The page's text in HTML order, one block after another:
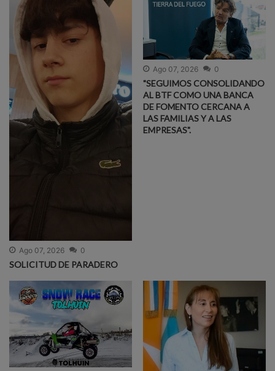
Ago 07, 2026 0
SOLICITUD DE PARADERO
Ago 07, 2026 0
"SEGUIMOS CONSOLIDANDO
AL BTF COMO UNA BANCA
DE FOMENTO CERCANA A
LAS FAMILIAS Y A LAS
EMPRESAS".